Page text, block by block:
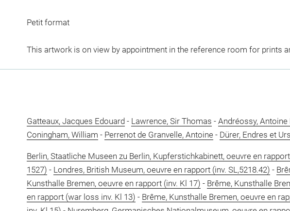
Petit format
This artwork is on view by appointment in the reference room for prints
Gatteaux, Jacques Edouard - Lawrence, Sir Thomas - Andréossy,
Coningham, William - Perrenot de Granvelle, Antoine- Dürer, Endres et
Berlin, Staatliche Museen zu Berlin, Kupferstichkabinett, oeuvre en
1527) - Londres, British Museum, oeuvre en rapport (inv. SL,5218.42) -
Kunsthalle Bremen, oeuvre en rapport (inv. Kl 17) - Brême, Kunsthalle
en rapport (war loss inv. Kl 13) - Brême, Kunsthalle Bremen, oeuvre en